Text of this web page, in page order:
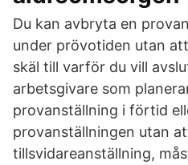
Du kan avbryta en
under prövotiden utan
skäl till varför du vill
arbetsgivare som
provanställning i förtid
provanställningen utan
tillsvidareanställning,